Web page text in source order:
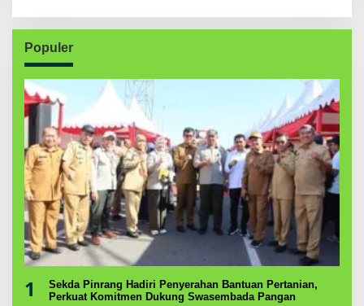
Populer
1
Sekda Pinrang Hadiri Penyerahan Bantuan Pertanian,
Perkuat Komitmen Dukung Swasembada Pangan